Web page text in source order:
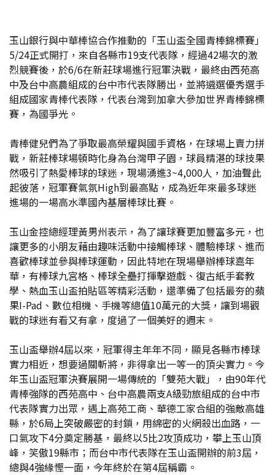
玉山銀行與中華棒協合作推動的「玉山盃全國青棒錦標賽」
5/24正式開打，來自各縣市19支代表隊，經過42場次的激
烈競賽後，於6/6在新莊球場進行冠軍決戰，最終由西苑高
中及台中高農組成的台中市代表隊勝出，並將遴選優秀選手
組成國家青棒代表隊，代表台灣到加拿大參加世界青棒錦標
賽，為國爭光。
青棒健兒們為了爭取最高榮耀與國手資格，在球場上賣力拼
戰，新莊棒球場頓時化身為台灣甲子園，球員精湛的球技果
然吸引了熱愛棒球的球迷，現場湧進3~4,000人，加油聲此
起彼落，冠軍賽氣氛High到最高點，成為近年來最多球迷
進場的一場高水準國內基層棒球比賽。
玉山金控總經理黃男州表示，為了讓球賽更加豐富多元，也
讓更多的小朋友藉由趣味活動中接觸棒球、體驗棒球、進而
喜歡棒球並參與棒球運動，因此特地在現場舉辦棒球嘉年
華，有棒球九宮格、棒球全壘打揮擊遊戲、復古紙手套教
學、熱血玉山盃拍貼區等精彩活動，還準備了包括最夯的蘋
果I-Pad、數位相機、手機等總值10萬元的大獎，讓到場觀
戰的球迷有看又有拿，度過了一個美好的週末。
玉山盃舉辦4屆以來，冠軍得主年年不同，顯見各縣市棒球
實力相近，想要過關斬將，非得拿出一等一的頂尖實力。今
年玉山盃冠軍決賽展開一場傳統的「雙苑大戰」，由90年代
青棒強隊的西苑高中、台中高農兩支A級勁旅組成的台中市
代表隊實力出眾，遇上高苑工商、華德工家合組的強敵高雄
縣，於6局上突破嚴密的封鎖，用綿密的火網殺出血路，一
口氣攻下4分奠定勝基，最終以5比2攻頂成功，攀上玉山頂
峰，笑傲19縣市；而台中市代表隊在玉山盃開辦的前3屆，
總與4強緣慳一面，今年終於在第4屆稱霸。